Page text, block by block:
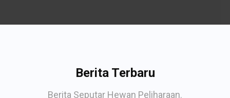
Berita Terbaru
Berita Seputar Hewan Peliharaan.